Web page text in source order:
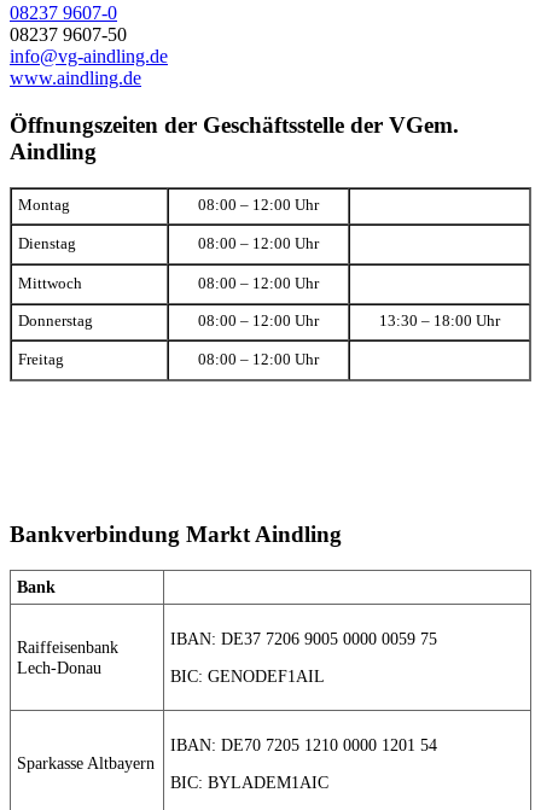
08237 9607-0
08237 9607-50
info@vg-aindling.de
www.aindling.de
Öffnungszeiten der Geschäftsstelle der VGem.
Aindling
Montag 08:00 – 12:00 Uhr
Dienstag 08:00 – 12:00 Uhr
Mittwoch 08:00 – 12:00 Uhr
Donnerstag 08:00 – 12:00 Uhr 13:30 – 18:00 Uhr
Freitag 08:00 – 12:00 Uhr
Bankverbindung Markt Aindling
Bank
Raiffeisenbank
Lech-Donau
IBAN: DE37 7206 9005 0000 0059 75
BIC: GENODEF1AIL
Sparkasse Altbayern
IBAN: DE70 7205 1210 0000 1201 54
BIC: BYLADEM1AIC